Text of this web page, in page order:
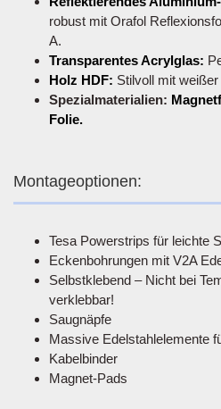
robust mit Orafol
A.
Transparentes Acrylglas:
Holz HDF: Stilvoll mit
Spezialmaterialien:
Folie.
Montageoptionen:
Tesa Powerstrips für leichte
Eckenbohrungen mit V2A
Selbstklebend – Nicht bei
verklebbar!
Saugnäpfe
Massive Edelstahlelemente
Kabelbinder
Magnet-Pads